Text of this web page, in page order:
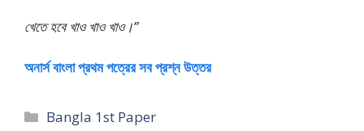
খেতে হবে খাও খাও খাও।”
অনার্স বাংলা প্রথম পত্রের সব প্রশ্ন উত্তর
Categories
Bangla 1st Paper